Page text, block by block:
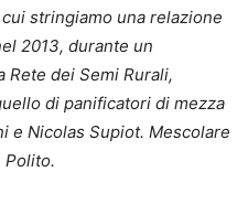
stringiamo una relazione
2013, durante un
dei Semi Rurali,
di panificatori di mezza
e Nicolas Supiot. Mescolare
Polito.